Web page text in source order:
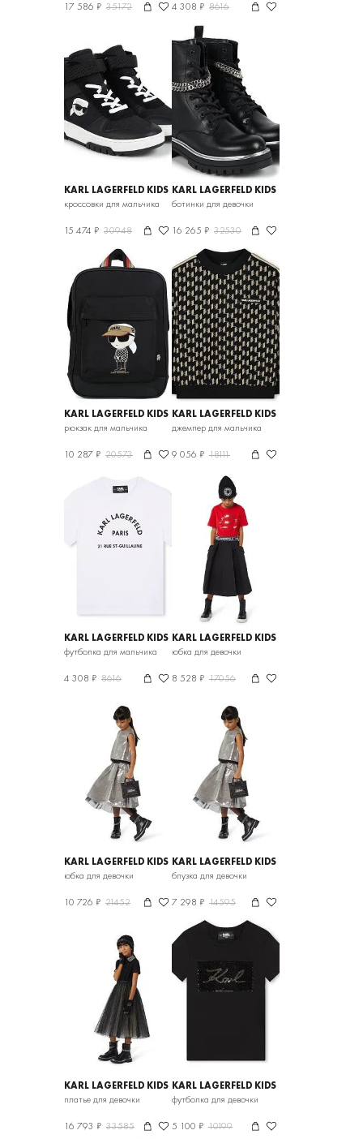
17 586 ₽ 35172 4 308 ₽ 8616
KARL LAGERFELD KIDS
кроссовки для мальчика
15 474 ₽ 30948
KARL LAGERFELD KIDS
ботинки для девочки
16 265 ₽ 32530
KARL LAGERFELD KIDS
рюкзак для мальчика
10 287 ₽ 20573
KARL LAGERFELD KIDS
джемпер для мальчика
9 056 ₽ 18111
KARL LAGERFELD KIDS
футболка для мальчика
4 308 ₽ 8616
KARL LAGERFELD KIDS
юбка для девочки
8 528 ₽ 17056
KARL LAGERFELD KIDS
юбка для девочки
10 726 ₽ 21452
KARL LAGERFELD KIDS
блузка для девочки
7 298 ₽ 14595
KARL LAGERFELD KIDS
платье для девочки
16 793 ₽ 33585
KARL LAGERFELD KIDS
футболка для девочки
5 100 ₽ 10199